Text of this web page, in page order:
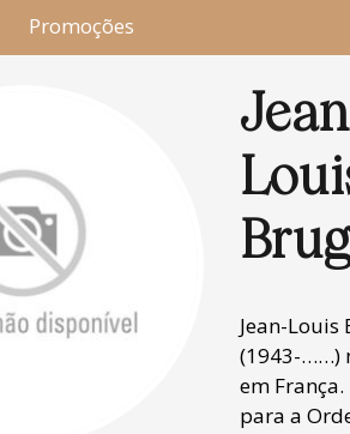
Promoções
Jean-Louis
(1943-……)
em
para a